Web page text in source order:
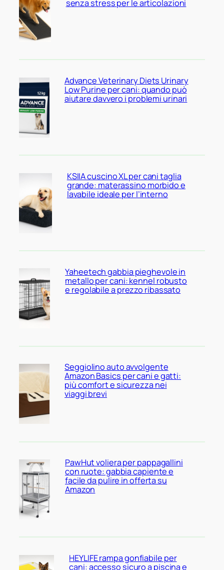
senza stress per le articolazioni
Advance Veterinary Diets Urinary
Low Purine per cani: quando può
aiutare davvero i problemi urinari
KSIIA cuscino XL per cani taglia
grande: materassino morbido e
lavabile ideale per l’interno
Yaheetech gabbia pieghevole in
metallo per cani: kennel robusto
e regolabile a prezzo ribassato
Seggiolino auto avvolgente
Amazon Basics per cani e gatti:
più comfort e sicurezza nei
viaggi brevi
PawHut voliera per pappagallini
con ruote: gabbia capiente e
facile da pulire in offerta su
Amazon
HEYLIFE rampa gonfiabile per
cani: accesso sicuro a piscina e